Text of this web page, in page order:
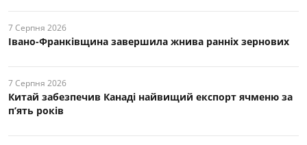
7 Серпня 2026
Івано-Франківщина завершила жнива ранніх зернових
7 Серпня 2026
Китай забезпечив Канаді найвищий експорт ячменю за
п’ять років